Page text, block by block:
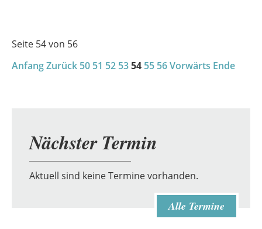
LERNEN
Seite 54 von 56
AnfangZurück 50 51 52 5354 55 56Vorwärts Ende
Nächster Termin
Aktuell sind keine Termine vorhanden.
Alle Termine